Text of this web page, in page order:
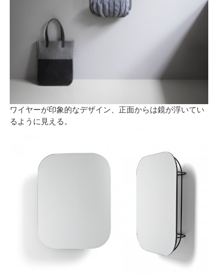
ワイヤーが印象的なデザイン、正面からは鏡が浮いてい
るように見える。